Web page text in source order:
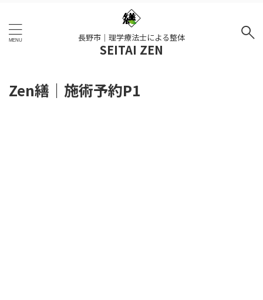
長野市｜理学療法士による整体
SEITAI ZEN
Zen繕｜施術予約P1